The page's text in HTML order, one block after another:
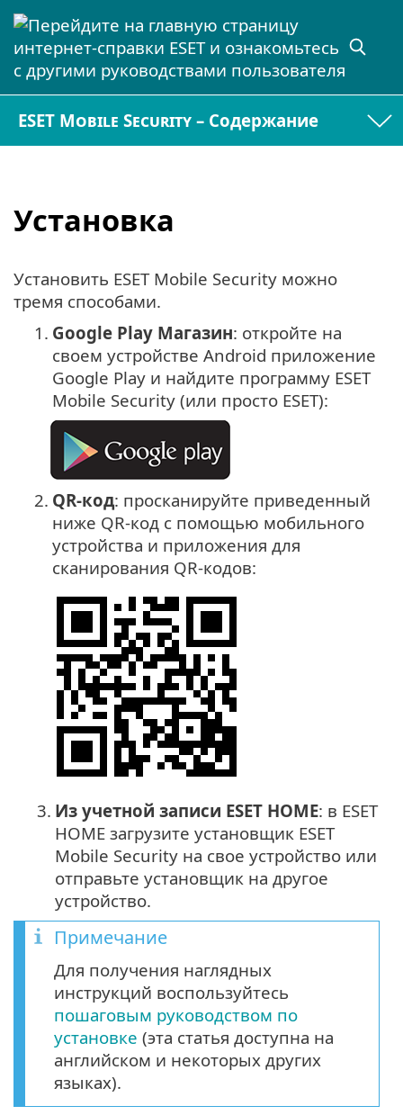
ESET Mobile Security – Содержание
Установка
Установить ESET Mobile Security можно
тремя способами.
1. Google Play Магазин: откройте на
своем устройстве Android приложение
Google Play и найдите программу ESET
Mobile Security (или просто ESET):
2. QR-код: просканируйте приведенный
ниже QR-код с помощью мобильного
устройства и приложения для
сканирования QR-кодов:
3. Из учетной записи ESET HOME: в ESET
HOME загрузите установщик ESET
Mobile Security на свое устройство или
отправьте установщик на другое
устройство.
Примечание
Для получения наглядных
инструкций воспользуйтесь
пошаговым руководством по
установке (эта статья доступна на
английском и некоторых других
языках).